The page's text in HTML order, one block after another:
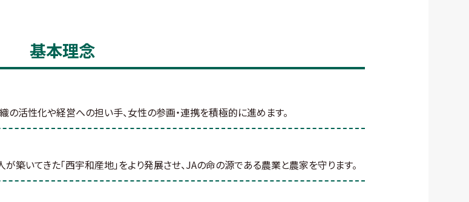
基本理念
の活性化や経営への担い手、女性の参画・連携を積極的に進めます。
いてきた「西宇和産地」をより発展させ、JAの命の源である農業と農家を守ります。